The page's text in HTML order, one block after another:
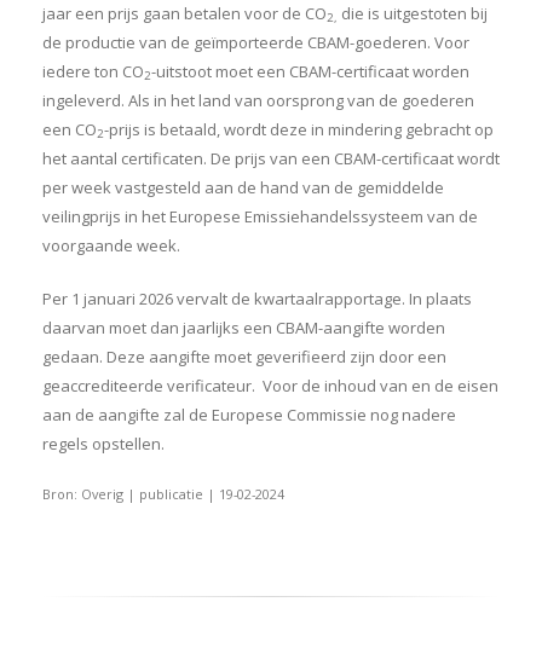
jaar een prijs gaan betalen voor de CO2, die is uitgestoten bij
de productie van de geïmporteerde CBAM-goederen. Voor
iedere ton CO2-uitstoot moet een CBAM-certificaat worden
ingeleverd. Als in het land van oorsprong van de goederen
een CO2-prijs is betaald, wordt deze in mindering gebracht op
het aantal certificaten. De prijs van een CBAM-certificaat wordt
per week vastgesteld aan de hand van de gemiddelde
veilingprijs in het Europese Emissiehandelssysteem van de
voorgaande week.
Per 1 januari 2026 vervalt de kwartaalrapportage. In plaats
daarvan moet dan jaarlijks een CBAM-aangifte worden
gedaan. Deze aangifte moet geverifieerd zijn door een
geaccrediteerde verificateur. Voor de inhoud van en de eisen
aan de aangifte zal de Europese Commissie nog nadere
regels opstellen.
Bron: Overig | publicatie | 19-02-2024